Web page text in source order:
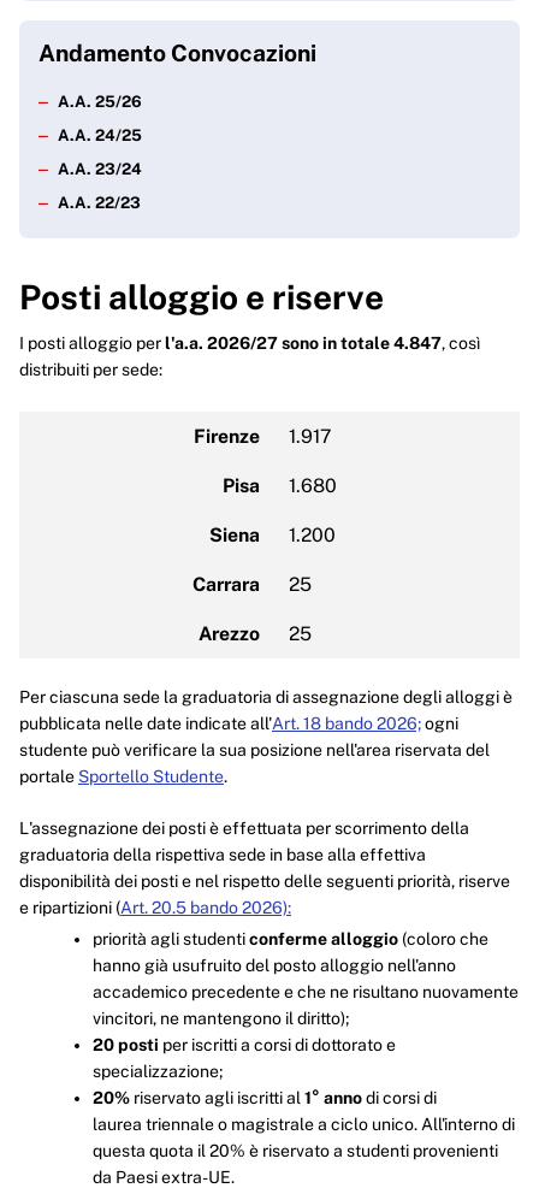
Posti alloggio e riserve
I posti alloggio per l'a.a. 2026/27 sono in totale 4.847, così
distribuiti per sede:
Firenze 1.917
Pisa 1.680
Siena 1.200
Carrara 25
Arezzo 25
Per ciascuna sede la graduatoria di assegnazione degli alloggi è
pubblicata nelle date indicate all'Art. 18 bando 2026;ogni
studente può verificare la sua posizione nell'area riservata del
portale Sportello Studente.
L'assegnazione dei posti è effettuata per scorrimento della
graduatoria della rispettiva sede in base alla effettiva
disponibilità dei posti e nel rispetto delle seguenti priorità, riserve
e ripartizioni (Art. 20.5 bando 2026):
priorità agli studenticonferme alloggio (coloro che
hanno già usufruito del posto alloggio nell'anno
accademico precedente e che ne risultano nuovamente
vincitori, ne mantengono il diritto);
20 posti per iscritti a corsi di dottorato e
specializzazione;
20% riservato agli iscritti al 1° annodi corsi di
laurea triennale o magistrale a ciclo unico. All'interno di
questa quota il 20% è riservato a studenti provenienti
da Paesi extra-UE.
Andamento Convocazioni
A.A. 25/26
A.A. 24/25
A.A. 23/24
A.A. 22/23